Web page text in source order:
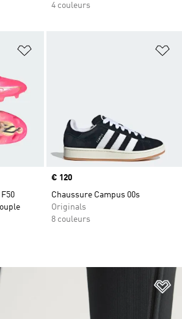
4 couleurs
Ajouter à la Liste de produits
Prix
€ 120
Chaussure Campus 00s
Originals
8 couleurs